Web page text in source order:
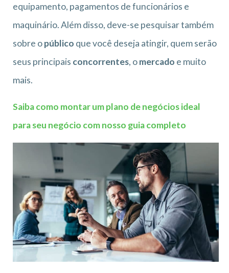
equipamento, pagamentos de funcionários e
maquinário. Além disso, deve-se pesquisar também
sobre opúblico que você deseja atingir, quem serão
seus principais concorrentes, omercado e muito
mais.
Saiba como montar um plano de negócios ideal
para seu negócio com nosso guia completo